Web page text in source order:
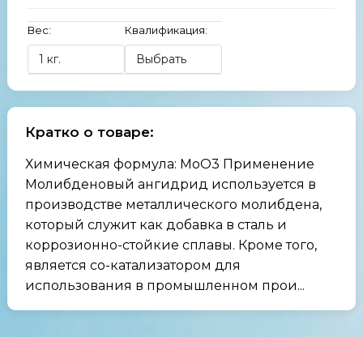
Вес: Квалификация:
Кратко о товаре:
Химическая формула: MoO3 Применение
Молибденовый ангидрид используется в
производстве металлического молибдена,
который служит как добавка в сталь и
коррозионно-стойкие сплавы. Кроме того,
является со-катализатором для
использования в промышленном прои...